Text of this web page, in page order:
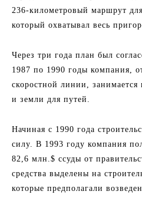
236-километровый маршрут
который охватывал весь
Через три года план был
1987 по 1990 годы компания,
скоростной линии, занимается
и земли для путей.
Начиная с 1990 года
силу. В 1993 году компания
82,6 млн.$ ссуды от
средства выделены на
которые предполагали